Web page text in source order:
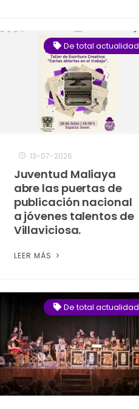
De total actualidad
13-07-2026
Juventud Maliaya
abre las puertas de
publicación nacional
a jóvenes talentos de
Villaviciosa.
LEER MÁS
De total actualidad